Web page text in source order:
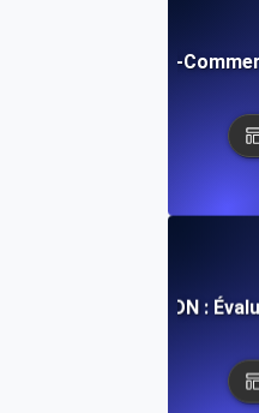
Testing for E-
passante du CDN :